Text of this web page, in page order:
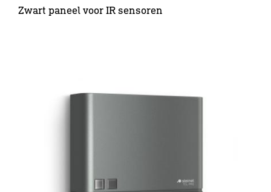
Zwart paneel voor IR sensoren